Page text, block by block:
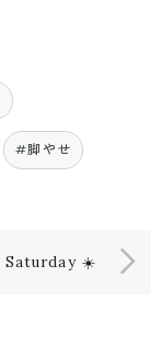
#脚やせ
Saturday ☀️